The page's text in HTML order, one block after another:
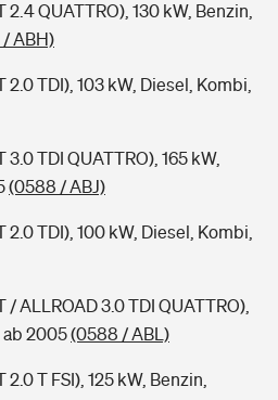
QUATTRO), 130 kW, Benzin,
ABH)
TDI), 103 kW, Diesel, Kombi,
TDI QUATTRO), 165 kW,
(0588 / ABJ)
TDI), 100 kW, Diesel, Kombi,
ALLROAD 3.0 TDI QUATTRO),
ab 2005(0588 / ABL)
T FSI), 125 kW, Benzin,